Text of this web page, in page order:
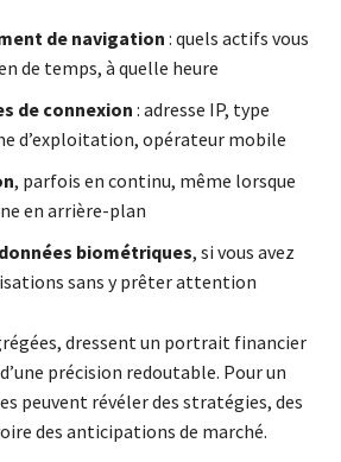
de navigation : quels actifs vous
de temps, à quelle heure
de connexion : adresse IP, type
d’exploitation, opérateur mobile
, parfois en continu, même lorsque
en arrière-plan
biométriques, si vous avez
sans y prêter attention
dressent un portrait financier
précision redoutable. Pour un
peuvent révéler des stratégies, des
des anticipations de marché.